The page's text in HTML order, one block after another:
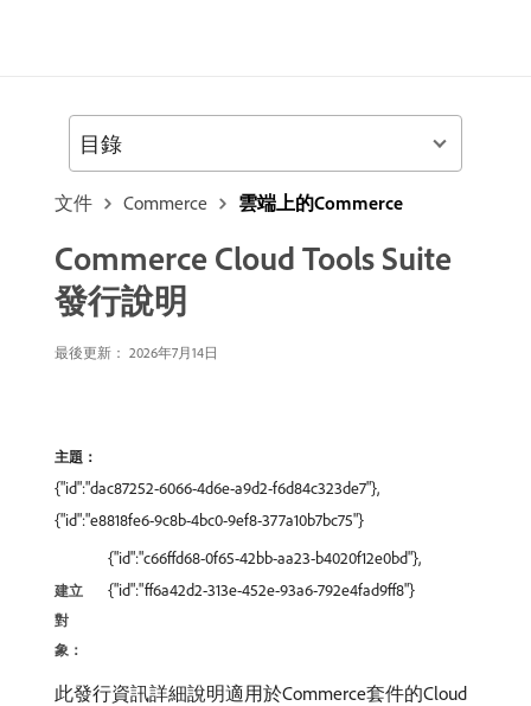
文件 Commerce 雲端上的Commerce
Commerce Cloud Tools Suite
發行說明
最後更新： 2026年7月14日
主題：
{"id":"dac87252-6066-4d6e-a9d2-f6d84c323de7"},
{"id":"e8818fe6-9c8b-4bc0-9ef8-377a10b7bc75"}
建立
對
象：
{"id":"c66ffd68-0f65-42bb-aa23-b4020f12e0bd"},
{"id":"ff6a42d2-313e-452e-93a6-792e4fad9ff8"}
此發行資訊詳細說明適用於Commerce套件的Cloud
目錄